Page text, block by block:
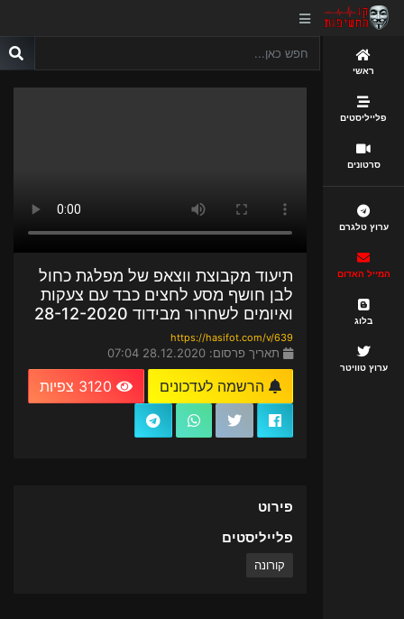
ראשי
פלייליסטים
סרטונים
ערוץ טלגרם
המייל האדום
בלוג
ערוץ טוויטר
תיעוד מקבוצת ווצאפ של מפלגת כחול
לבן חושף מסע לחצים כבד עם צעקות
ואיומים לשחרור מבידוד 28-12-2020
https://hasifot.com/v/639
תאריך פרסום: 28.12.2020 07:04
הרשמה לעדכונים
פירוט
פלייליסטים
קורונה